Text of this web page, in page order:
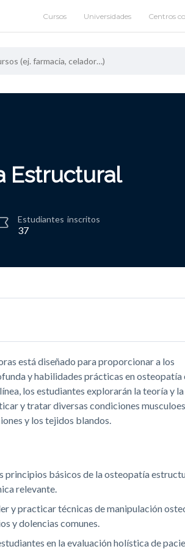
Cursos Universidades Centros
Estructural
37
Estudiantes inscritos
está diseñado para proporcionar a los
y habilidades prácticas en osteopatía
los estudiantes explorarán la teoría y
y tratar diversas condiciones
y los tejidos blandos.
principios básicos de la osteopatía
relevante.
y practicar técnicas de manipulación
y dolencias comunes.
en la evaluación holística de